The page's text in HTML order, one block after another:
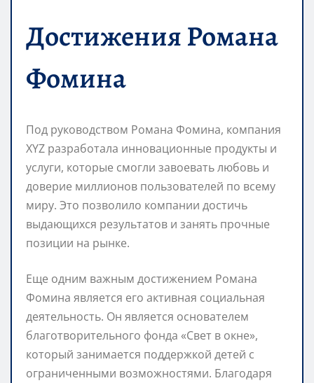
Достижения Романа
Фомина
Под руководством Романа Фомина, компания
XYZ разработала инновационные продукты и
услуги, которые смогли завоевать любовь и
доверие миллионов пользователей по всему
миру. Это позволило компании достичь
выдающихся результатов и занять прочные
позиции на рынке.
Еще одним важным достижением Романа
Фомина является его активная социальная
деятельность. Он является основателем
благотворительного фонда «Свет в окне»,
который занимается поддержкой детей с
ограниченными возможностями. Благодаря